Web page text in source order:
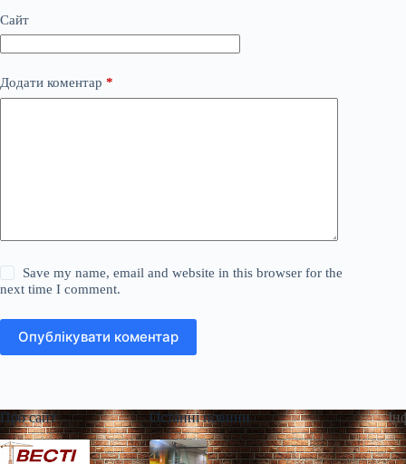
Сайт
Додати коментар *
Save my name, email and website in this browser for the
next time I comment.
Опублікувати коментар
Про сайт Останні новини